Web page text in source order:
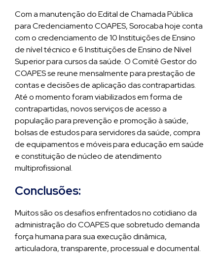
Com a manutenção do Edital de Chamada Pública
para Credenciamento COAPES, Sorocaba hoje conta
com o credenciamento de 10 Instituições de Ensino
de nível técnico e 6 Instituições de Ensino de Nível
Superior para cursos da saúde. O Comitê Gestor do
COAPES se reune mensalmente para prestação de
contas e decisões de aplicação das contrapartidas.
Até o momento foram viabilizados em forma de
contrapartidas, novos serviços de acesso a
população para prevenção e promoção à saúde,
bolsas de estudos para servidores da saúde, compra
de equipamentos e móveis para educação em saúde
e constituição de núcleo de atendimento
multiprofissional.
Conclusões:
Muitos são os desafios enfrentados no cotidiano da
administração do COAPES que sobretudo demanda
força humana para sua execução dinâmica,
articuladora, transparente, processual e documental.